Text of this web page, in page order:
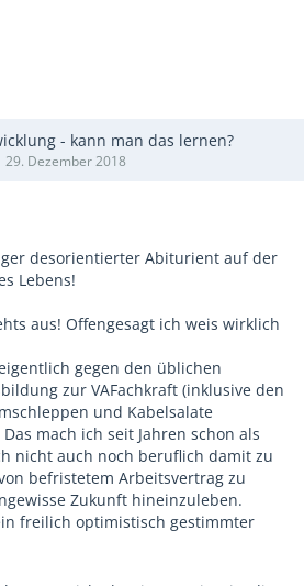
- kann man das lernen?
29. Dezember 2018
desorientierter Abiturient auf der
Lebens!
aus! Offengesagt ich weis wirklich
gegen den üblichen
zur VAFachkraft (inklusive den
und Kabelsalate
mach ich seit Jahren schon als
nicht auch noch beruflich damit zu
befristetem Arbeitsvertrag zu
Zukunft hineinzuleben.
freilich optimistisch gestimmter